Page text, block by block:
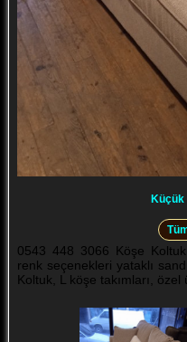
Küçük
0543 448 3066 Köşe
renk seçenekleri yataklı
Koltuk, L köşe takımları,